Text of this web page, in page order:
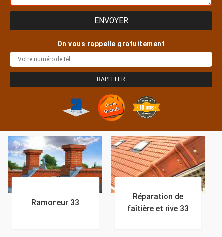
On vous rappelle gratuitement
Ramoneur 33
Réparation de
faîtière et rive 33